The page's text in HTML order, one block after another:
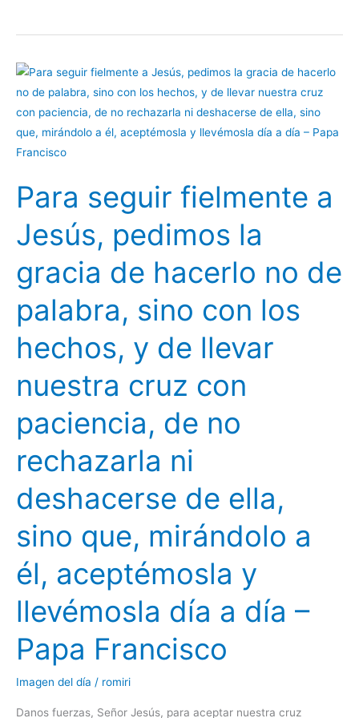
Para seguir fielmente a
Jesús, pedimos la
gracia de hacerlo no de
palabra, sino con los
hechos, y de llevar
nuestra cruz con
paciencia, de no
rechazarla ni
deshacerse de ella,
sino que, mirándolo a
él, aceptémosla y
llevémosla día a día –
Papa Francisco
Imagen del día / romiri
Danos fuerzas, Señor Jesús, para aceptar nuestra cruz
Para
seguir
fielmente
a
Jesús,
la
gracia
no
de
palabra,
con
hechos,
de
llevar
nuestra
cruz
con
paciencia,
no
rechazarla
de
que,